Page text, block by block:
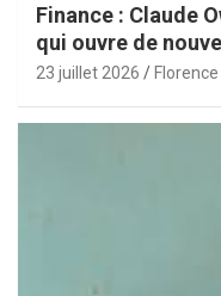
Finance : Claude
qui ouvre de
aux PME
23 juillet 2026 Florence